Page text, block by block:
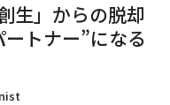
生」からの脱却
トナー”になる